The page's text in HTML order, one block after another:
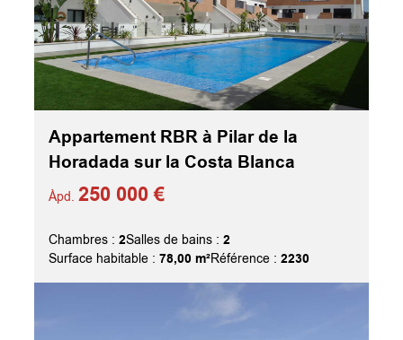
Appartement RBR à Pilar de la
Horadada sur la Costa Blanca
Àpd.250 000 €
Chambres :2Salles de bains :2
Surface habitable :78,00 m²Référence :2230